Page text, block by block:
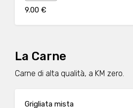
9.00 €
La Carne
Carne di alta qualità, a KM zero.
Grigliata mista